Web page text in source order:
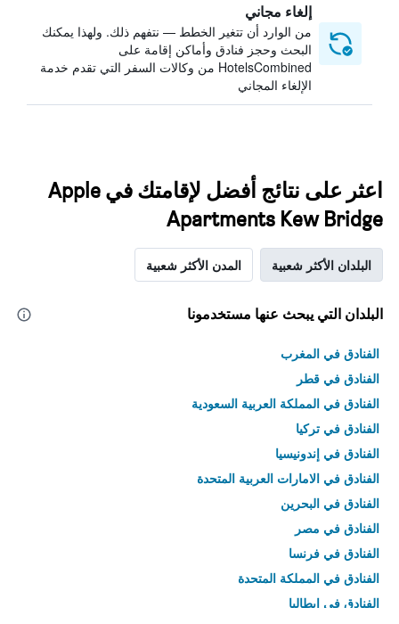
إلغاء مجاني
من الوارد أن تتغير الخطط — نتفهم ذلك. ولهذا يمكنك
البحث وحجز فنادق وأماكن إقامة على
HotelsCombined من وكالات السفر التي تقدم خدمة
الإلغاء المجاني
اعثر على نتائج أفضل لإقامتك في Apple
Apartments Kew Bridge
البلدان الأكثر شعبية المدن الأكثر شعبية
البلدان التي يبحث عنها مستخدمونا
الفنادق في المغرب
الفنادق في قطر
الفنادق في المملكة العربية السعودية
الفنادق في تركيا
الفنادق في إندونيسيا
الفنادق في الامارات العربية المتحدة
الفنادق في البحرين
الفنادق في مصر
الفنادق في فرنسا
الفنادق في المملكة المتحدة
الفنادق في إيطاليا